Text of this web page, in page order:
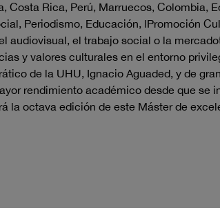
Costa Rica, Perú, Marruecos,
Periodismo, Educación, lPromoción
audiovisual, el trabajo social o la
y valores culturales en el entorno
de la UHU, Ignacio Aguaded, y de
rendimiento académico desde que se
la octava edición de este Máster de